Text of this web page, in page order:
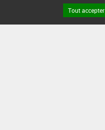
Tout accepter